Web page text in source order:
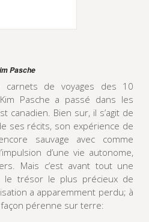
Pasche
carnets de voyages des 10
Pasche a passé dans les
canadien. Bien sur, il s’agit de
ses récits, son expérience de
sauvage avec comme
d’une vie autonome,
Mais c’est avant tout une
le trésor le plus précieux de
a apparemment perdu; à
pérenne sur terre: